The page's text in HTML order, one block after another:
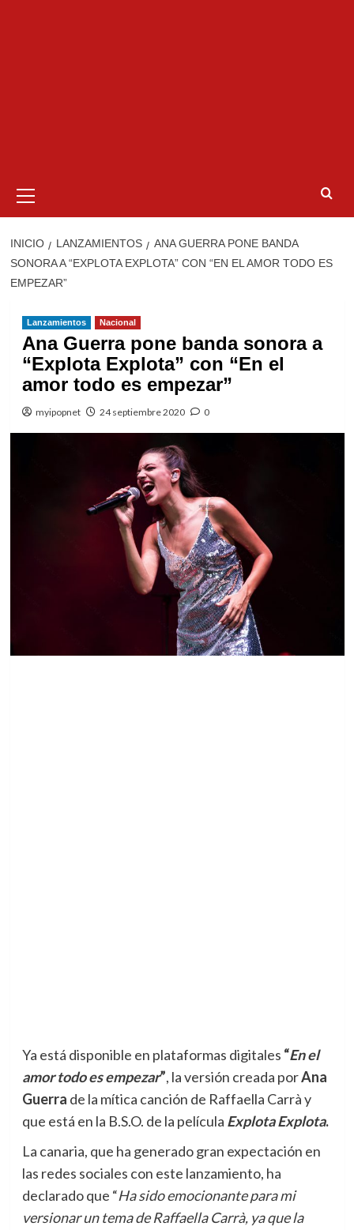
primario
INICIO LANZAMIENTOS
ANA GUERRA PONE BANDA
SONORA A “EXPLOTA EXPLOTA” CON “EN EL AMOR TODO ES
EMPEZAR”
Lanzamientos Nacional
Ana Guerra pone banda sonora a
“Explota Explota” con “En el
amor todo es empezar”
myipopnet 24 septiembre 2020 0
Ya está disponible en plataformas digitales “En el
amor todo es empezar”, la versión creada porAna
Guerra de la mítica canción de Raffaella Carrà y
que está en la B.S.O. de la película Explota Explota.
La canaria, que ha generado gran expectación en
las redes sociales con este lanzamiento, ha
declarado que “Ha sido emocionante para mi
versionar un tema de Raffaella Carrà, ya que la